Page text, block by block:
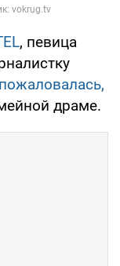
, певица
драме.